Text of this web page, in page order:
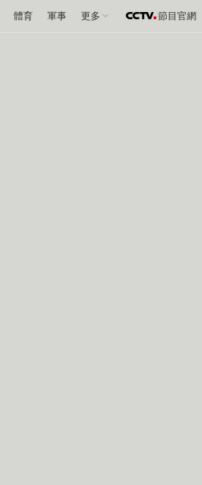
體育 軍事 更多 節目官網